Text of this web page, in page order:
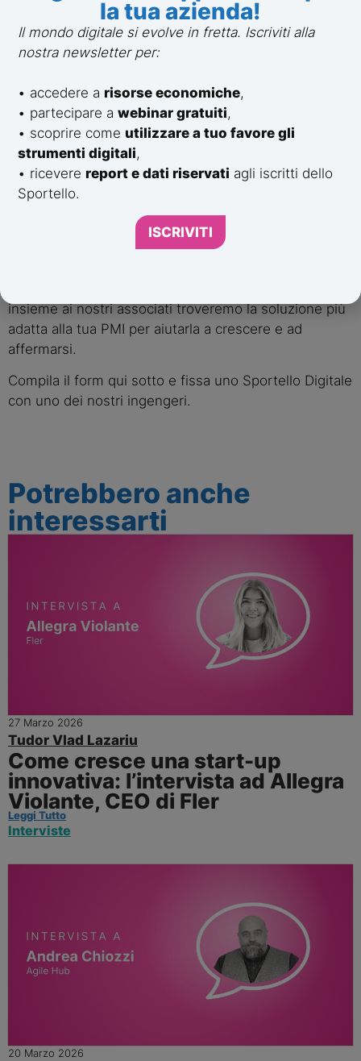
economico che comprende sei missioni specifiche:
Missione 1 – Digitalizzazione, innovazione,
competitività, cultura e turismo.
Missione 2 – Rivoluzione verde e transizione
ecologica.
Missione 3 – Infrastrutture per una mobilità
sostenibile.
Missione 4 – Istruzione e ricerca.
Missione 5 – Inclusione e coesione.
Missione 6 – Salute.
Sportello Digitale: prenota il tuo progetto
insieme ai nostri associati troveremo la soluzione più
adatta alla tua PMI per aiutarla a crescere e ad
affermarsi.
Compila il form qui sotto e fissa uno Sportello Digitale
con uno dei nostri ingengeri.
Potrebbero anche
interessarti
27 Marzo 2026
Tudor Vlad Lazariu
Come cresce una start-up
innovativa: l’intervista ad Allegra
Violante, CEO di Fler
Leggi Tutto
Interviste
20 Marzo 2026
la tua azienda!
Il mondo digitale si evolve in fretta. Iscriviti alla
nostra newsletter per:
• accedere a risorse economiche,
• partecipare awebinar gratuiti,
• scoprire come utilizzare a tuo favore gli
strumenti digitali,
• ricevere report e dati riservati agli iscritti dello
Sportello.
ISCRIVITI